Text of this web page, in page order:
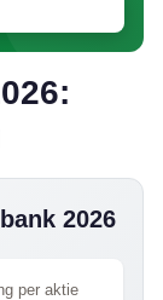
2026
per aktie